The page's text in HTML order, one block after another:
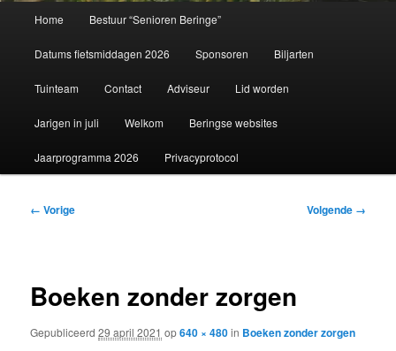
Home Bestuur “Senioren Beringe”
Datums fietsmiddagen 2026 Sponsoren Biljarten
Tuinteam Contact Adviseur Lid worden
Jarigen in juli Welkom Beringse websites
Jaarprogramma 2026 Privacyprotocol
Afbeeldingsnavigatie
← Vorige Volgende →
Boeken zonder zorgen
Gepubliceerd29 april 2021 op640 × 480in Boeken zonder zorgen